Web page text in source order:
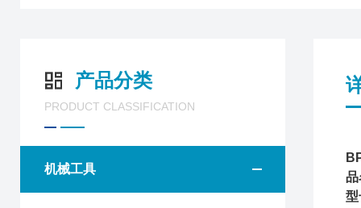
产品分类
PRODUCT CLASSIFICATION
机械工具
品
型